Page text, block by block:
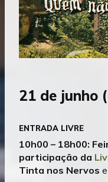
21 de junho
ENTRADA LIVRE
10h00 – 18h00:
participação da
Tinta nos Nervos